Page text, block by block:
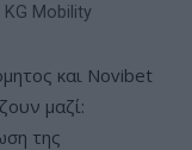
KG Mobility